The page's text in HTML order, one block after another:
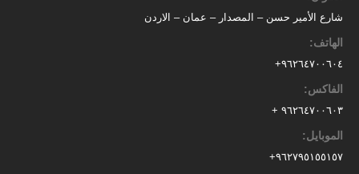
شارع الأمير حسن – المصدار – عمان – الاردن
الهاتف:
٩٦٢٦٤٧٠٠٦٠٤+
الفاكس:
٩٦٢٦٤٧٠٠٦٠٣ +
الموبايل:
٩٦٢٧٩٥١٥٥١٥٧+